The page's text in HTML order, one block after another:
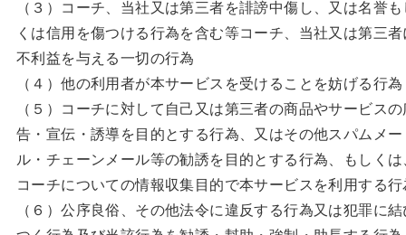
（３）コーチ、当社又は第三者を誹謗中傷し、又は名誉
くは信用を傷つける行為を含む等コーチ、当社又は第三
不利益を与える一切の行為
（４）他の利用者が本サービスを受けることを妨げる行為
（５）コーチに対して自己又は第三者の商品やサービス
告・宣伝・誘導を目的とする行為、又はその他スパムメー
ル・チェーンメール等の勧誘を目的とする行為、もしく
コーチについての情報収集目的で本サービスを利用する
（６）公序良俗、その他法令に違反する行為又は犯罪に